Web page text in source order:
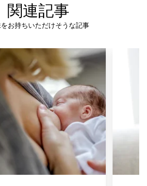
関連記事
お持ちいただけそうな記事